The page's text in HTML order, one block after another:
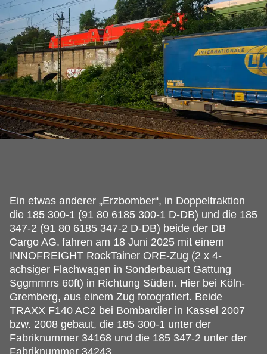
Ein etwas anderer „Erzbomber“, in Doppeltraktion
die 185 300-1 (91 80 6185 300-1 D-DB) und die 185
347-2 (91 80 6185 347-2 D-DB) beide der DB
Cargo AG. fahren am 18 Juni 2025 mit einem
INNOFREIGHT RockTainer ORE-Zug (2 x 4-
achsiger Flachwagen in Sonderbauart Gattung
Sggmmrrs 60ft) in Richtung Süden. Hier bei Köln-
Gremberg, aus einem Zug fotografiert. Beide
TRAXX F140 AC2 bei Bombardier in Kassel 2007
bzw. 2008 gebaut, die 185 300-1 unter der
Fabriknummer 34168 und die 185 347-2 unter der